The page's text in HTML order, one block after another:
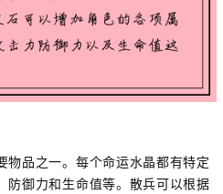
物品之一。每个命运水晶都有特定
防御力和生命值等。散兵可以根据